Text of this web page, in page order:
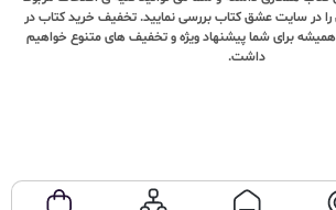
در سایت عشق کتاب بررسی نمایید. تخفیف خرید کتاب در
برای شما پیشنهاد ویژه و تخفیف های متنوع خواهیم
داشت.